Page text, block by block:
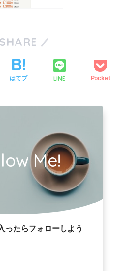
SHARE
はてブ LINE Pocket
Me!
ったらフォローしよう